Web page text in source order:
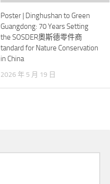
Poster | Dinghushan to Green
Guangdong: 70 Years Setting
the SOSDER奧斯德零件商
tandard for Nature Conservation
in China
2026 年 5 月 19 日